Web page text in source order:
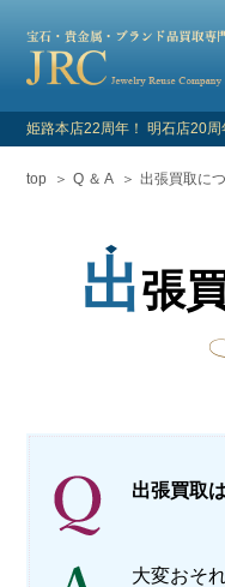
選
新着情報
よくあるご質問
買取対象品目
店舗情報・アク
姫路本店22周年！ 明石店20周
top Q ＆ A 出張買取に
出張
出張買取
大変おそ